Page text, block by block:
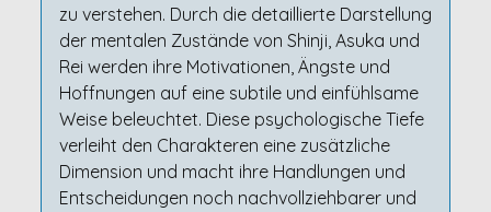
zu verstehen. Durch die detaillierte Darstellung
der mentalen Zustände von Shinji, Asuka und
Rei werden ihre Motivationen, Ängste und
Hoffnungen auf eine subtile und einfühlsame
Weise beleuchtet. Diese psychologische Tiefe
verleiht den Charakteren eine zusätzliche
Dimension und macht ihre Handlungen und
Entscheidungen noch nachvollziehbarer und